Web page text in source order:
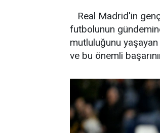
Real Madrid'in
futbolunun
mutluluğunu
ve bu önemli